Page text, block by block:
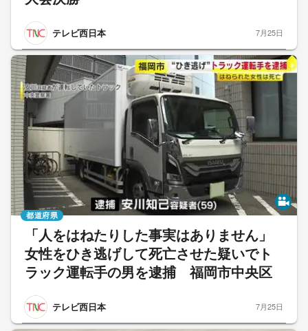
テレビ西日本 7月25日
「人をはねたりした事実はありません」
女性をひき逃げして死亡させた疑いでト
ラック運転手の男を逮捕 福岡市中央区
テレビ西日本
都道府県
7月25日